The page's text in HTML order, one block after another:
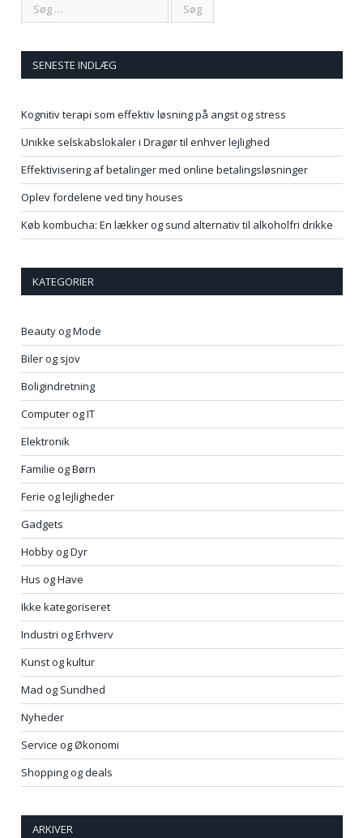
SENESTE INDLÆG
Kognitiv terapi som effektiv løsning på angst og stress
Unikke selskabslokaler i Dragør til enhver lejlighed
Effektivisering af betalinger med online betalingsløsninger
Oplev fordelene ved tiny houses
Køb kombucha: En lækker og sund alternativ til alkoholfri drikke
KATEGORIER
Beauty og Mode
Biler og sjov
Boligindretning
Computer og IT
Elektronik
Familie og Børn
Ferie og lejligheder
Gadgets
Hobby og Dyr
Hus og Have
Ikke kategoriseret
Industri og Erhverv
Kunst og kultur
Mad og Sundhed
Nyheder
Service og Økonomi
Shopping og deals
ARKIVER